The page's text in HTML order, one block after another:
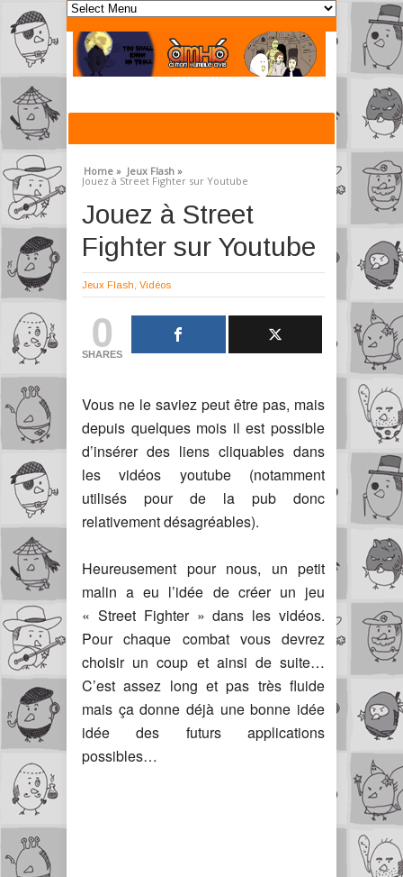
Home » Jeux Flash »
Jouez à Street Fighter sur Youtube
Jouez à Street
Fighter sur Youtube
Jeux Flash Vidéos
0
SHARES
Vous ne le saviez peut être pas, mais
depuis quelques mois il est possible
d’insérer des liens cliquables dans
les vidéos youtube (notamment
utilisés pour de la pub donc
relativement désagréables).
Heureusement pour nous, un petit
malin a eu l’idée de créer un jeu
« Street Fighter » dans les vidéos.
Pour chaque combat vous devrez
choisir un coup et ainsi de suite…
C’est assez long et pas très fluide
mais ça donne déjà une bonne idée
idée des futurs applications
possibles…